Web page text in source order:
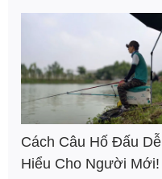
Cách Câu Hố Đấu Dễ
Hiểu Cho Người Mới!